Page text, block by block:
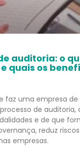
auditoria: o
quais os
faz uma empresa
de auditoria,
e de que
reduz
empresas.